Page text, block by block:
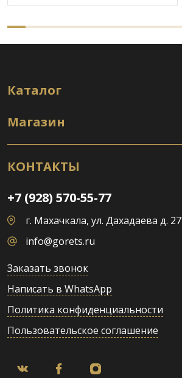
Каталог
Магазин
КОНТАКТЫ
+7 (928) 570-55-77
г. Махачкала, ул. Дахадаева д. 27
info@gorets.ru
Заказать звонок
Написать в WhatsApp
Политика конфиденциальности
Пользовательское соглашение